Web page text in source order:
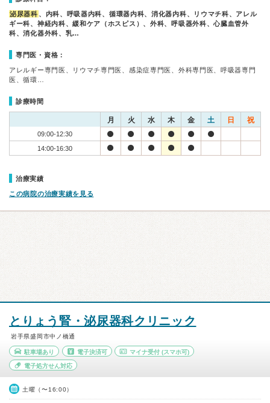
泌尿器科 、内科、呼吸器内科、循環器内科、消化器内科、リウマチ科、アレル
ギー科、神経内科、緩和ケア（ホスピス）、外科、呼吸器外科、心臓血管外
科、消化器外科、乳…
専門医・資格：
アレルギー専門医、リウマチ専門医、感染症専門医、外科専門医、呼吸器専門
医、循環…
診療時間
月 火 水 木 金 土 日 祝
09:00-12:30
14:00-16:30
治療実績
この病院の治療実績を見る
とりょう腎・泌尿器科クリニック
岩手県盛岡市中ノ橋通
駐車場あり 電子決済可 マイナ受付 (スマホ可)
電子処方せん対応
土曜（〜16:00）